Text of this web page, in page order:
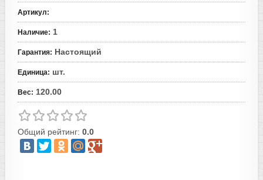
Артикул:
Наличие: 1
Гарантия: Настоящий
Единица: шт.
Вес: 120.00
Общий рейтинг: 0.0